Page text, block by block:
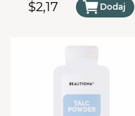
$2,17 Dodaj